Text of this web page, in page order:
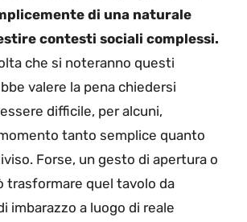
di una naturale
contesti sociali complessi.
che si noteranno questi
valere la pena chiedersi
difficile, per alcuni,
tanto semplice quanto
Forse, un gesto di apertura o
trasformare quel tavolo da
imbarazzo a luogo di reale